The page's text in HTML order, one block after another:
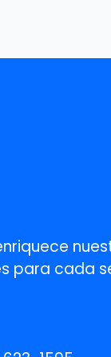
para cada